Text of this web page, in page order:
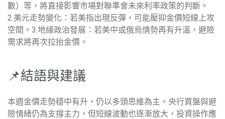
數）等，將直接影響市場對聯準會未來利率政策的判斷。
2.美元走勢變化：若美指出現反彈，可能壓抑金價短線上攻
空間。3.地緣政治發展：若美中或俄烏情勢再有升溫，避險
需求將再次拉抬金價。
📌結語與建議
本週金價走勢穩中有升，仍以多頭思維為主。央行買盤與避
險情緒仍為支撐主力，但短線波動也逐漸放大，投資操作應